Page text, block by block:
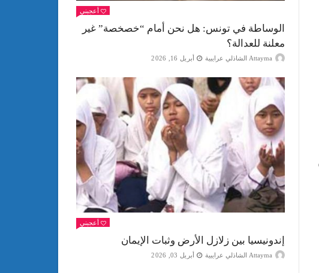
أعجبني
الوساطة في تونس: هل نحن أمام “خصخصة” غير
معلنة للعدالة؟
Attayma الشاذلي عرايبية أبريل 16, 2026
أعجبني
إندونيسيا بين زلازل الأرض وثبات الإيمان
Attayma الشاذلي عرايبية أبريل 03, 2026